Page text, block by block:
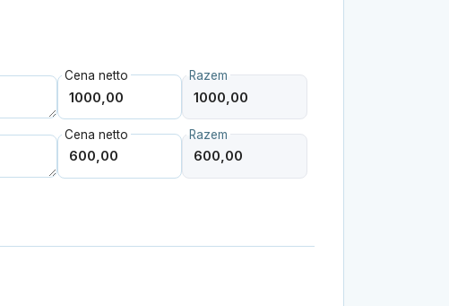
Cena netto Razem
Cena netto Razem